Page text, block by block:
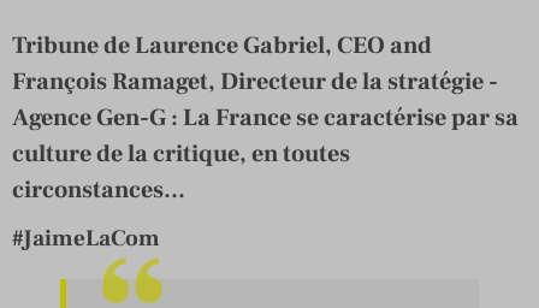
Tribune de Laurence Gabriel, CEO and
François Ramaget, Directeur de la stratégie -
Agence Gen-G : La France se caractérise par sa
culture de la critique, en toutes
circonstances...
#JaimeLaCom